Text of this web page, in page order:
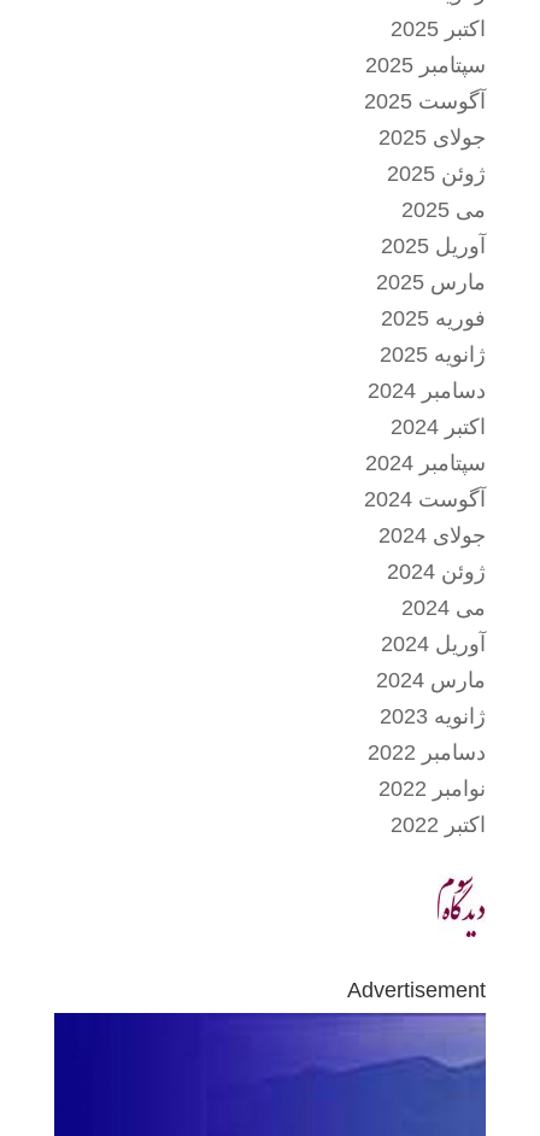
اکتبر 2025
سپتامبر 2025
آگوست 2025
جولای 2025
ژوئن 2025
می 2025
آوریل 2025
مارس 2025
فوریه 2025
ژانویه 2025
دسامبر 2024
اکتبر 2024
سپتامبر 2024
آگوست 2024
جولای 2024
ژوئن 2024
می 2024
آوریل 2024
مارس 2024
ژانویه 2023
دسامبر 2022
نوامبر 2022
اکتبر 2022
Advertisement